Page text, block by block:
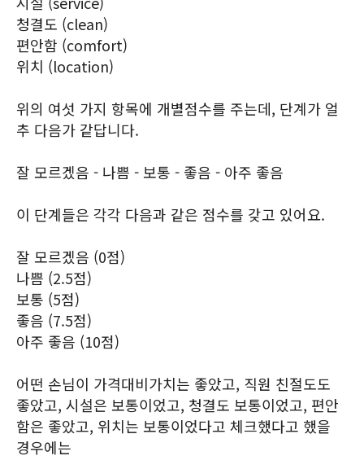
청결도 (clean)
편안함 (comfort)
위치 (location)
위의 여섯 가지 항목에 개별점수를 주는데, 단계가 얼
추 다음가 같답니다.
잘 모르겠음 - 나쁨 - 보통 - 좋음 - 아주 좋음
이 단계들은 각각 다음과 같은 점수를 갖고 있어요.
잘 모르겠음 (0점)
나쁨 (2.5점)
보통 (5점)
좋음 (7.5점)
아주 좋음 (10점)
어떤 손님이 가격대비가치는 좋았고, 직원 친절도도
좋았고, 시설은 보통이었고, 청결도 보통이었고, 편안
함은 좋았고, 위치는 보통이었다고 체크했다고 했을
경우에는